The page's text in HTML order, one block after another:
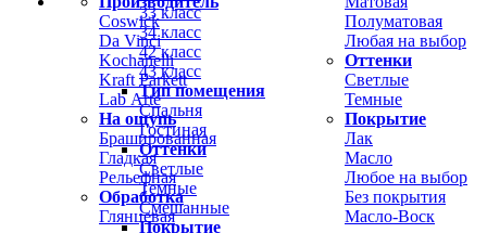
Coswick
Da Vinci
Kochanelli
Kraft Parkett
Lab Arte
На ощупь
Брашированная
Гладкая
Рельефная
Обработка
Глянцевая
Полуматовая
Любая на выбор
Оттенки
Светлые
Темные
Покрытие
Лак
Масло
Любое на выбор
Без покрытия
Масло-Воск
33 класс
34 класс
42 класс
43 класс
Тип помещения
Спальня
Гостиная
Оттенки
Светлые
Темные
Смешанные
Покрытие